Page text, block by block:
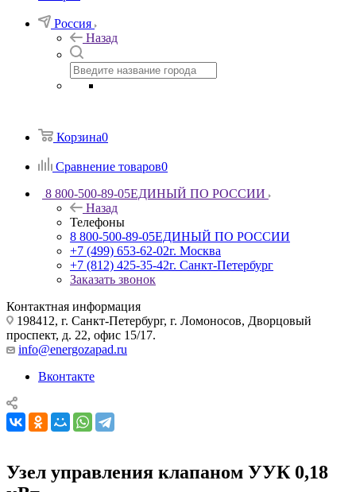
Россия
Назад
Корзина0
Сравнение товаров0
8 800-500-89-05ЕДИНЫЙ ПО РОССИИ
Назад
Телефоны
8 800-500-89-05ЕДИНЫЙ ПО РОССИИ
+7 (499) 653-62-02г. Москва
+7 (812) 425-35-42г. Санкт-Петербург
Заказать звонок
Контактная информация
198412, г. Санкт-Петербург, г. Ломоносов, Дворцовый
проспект, д. 22, офис 15/17.
info@energozapad.ru
Вконтакте
Узел управления клапаном УУК 0,18